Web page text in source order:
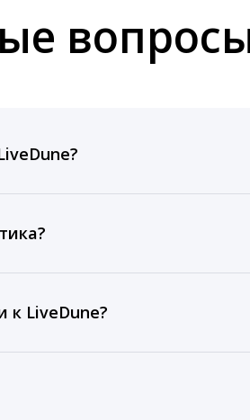
и присылаем
Бизнес отображаются
к LiveDune?